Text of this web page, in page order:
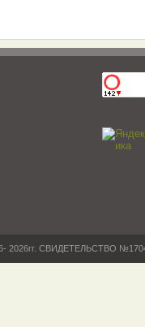
2026гг. СВИДЕТЕЛЬСТВО